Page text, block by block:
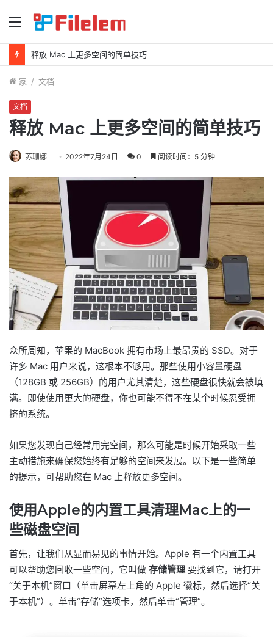
如何在 Mac 上删除屏幕截图
家 / 文档
文档
释放 Mac 上更多空间的简单技巧
苏珊娜 2022年7月24日 0 阅读时间：5 分钟
众所周知，苹果的 MacBook 拥有市场上最昂贵的 SSD。对于
许多 Mac 用户来说，这根本不够用。那些使用小容量硬盘
（128GB 或 256GB）的用户尤其清楚，这些硬盘很快就会被填
满。即使使用更大的硬盘，你也可能不得不在某个时候忍受拥
挤的系统。
如果您发现自己经常用完空间，那么可能是时候开始采取一些
主动措施来确保您始终有足够的空间来发展。以下是一些简单
的提示，可帮助您在 Mac 上释放更多空间。
使用Apple的内置工具清理Mac上的一
些磁盘空间
首先，让我们从显而易见的事情开始。Apple 有一个内置工具
可以帮助您回收一些空间，它叫做 存储管理 要找到它，请打开
“关于本机”窗口（单击屏幕左上角的 Apple 徽标，然后选择“关
于本机”）。单击“存储”选项卡，然后单击“管理”。